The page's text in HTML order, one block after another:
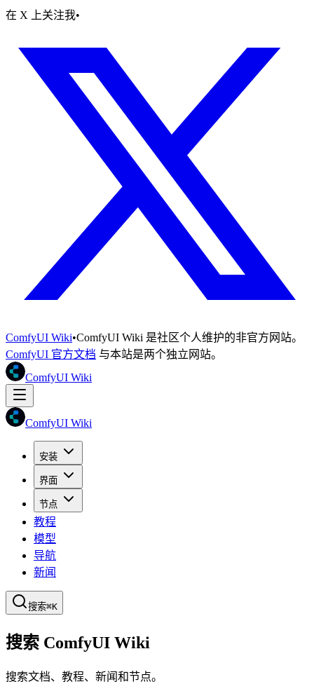
在 X 上关注我•
ComfyUI Wiki•ComfyUI Wiki 是社区个人维护的非官方网站。
ComfyUI 官方文档 与本站是两个独立网站。
ComfyUI Wiki
ComfyUI Wiki
安装
界面
节点
教程
模型
导航
新闻
搜索⌘K
搜索 ComfyUI Wiki
搜索文档、教程、新闻和节点。